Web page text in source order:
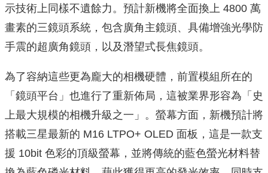
示技術上同樣不遺餘力。預計新機將全面換上 4800 萬
畫素的三鏡頭系統，包含廣角主鏡頭、具備增強光學防
手震的超廣角鏡頭，以及潛望式長焦鏡頭。
為了容納這些更為龐大的相機硬體，前置模組所在的
「鏡頭平台」也進行了重新佈局，這被業界形容為「史
上最大規模的相機升級之一」。螢幕方面，新機預計將
搭載三星最新的 M16 LTPO+ OLED 面板，這是一款支
援 10bit 色彩的頂級螢幕，並將傳統的藍色螢光材料替